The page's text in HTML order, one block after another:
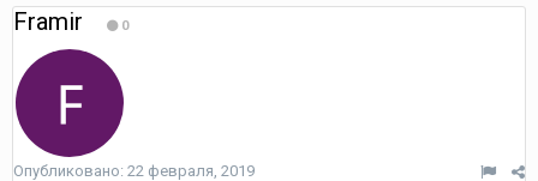
Framir 0
Опубликовано: 22 февраля, 2019